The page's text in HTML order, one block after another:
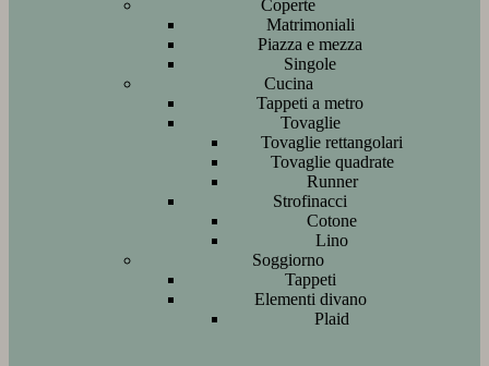
Coperte
Matrimoniali
Piazza e mezza
Singole
Cucina
Tappeti a metro
Tovaglie
Tovaglie rettangolari
Tovaglie quadrate
Runner
Strofinacci
Cotone
Lino
Soggiorno
Tappeti
Elementi divano
Plaid